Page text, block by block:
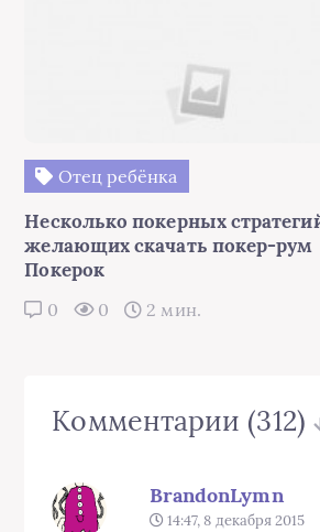
Отец ребёнка
Несколько покерных
желающих скачать покер-рум
Покерок
0 0 2 мин.
Комментарии (312)
BrandonLymn
14:47, 8 декабря 2015